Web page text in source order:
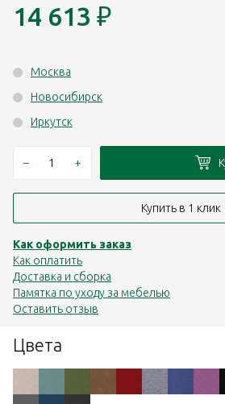
Цвета
14 613 ₽
Москва
Новосибирск
Иркутск
– +
Купить в 1 клик
Как оформить заказ
Как оплатить
Доставка и сборка
Памятка по уходу за мебелью
Оставить отзыв